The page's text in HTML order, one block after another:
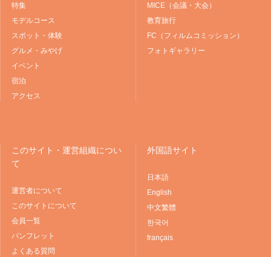
特集
モデルコース
スポット・体験
グルメ・みやげ
イベント
宿泊
アクセス
MICE（会議・大会）
教育旅行
FC（フィルムコミッション）
フォトギャラリー
このサイト・運営組織につい
て
運営者について
このサイトについて
会員一覧
パンフレット
よくある質問
外国語サイト
日本語
English
中文繁體
한국어
français